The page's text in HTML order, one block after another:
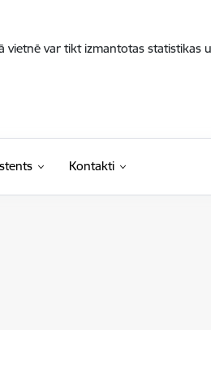
var tikt izmantotas statistikas
Kontakti